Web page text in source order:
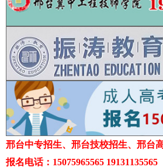
邢台中专招生、邢台技校招生、邢台
报名电话：15075965565 19131135565